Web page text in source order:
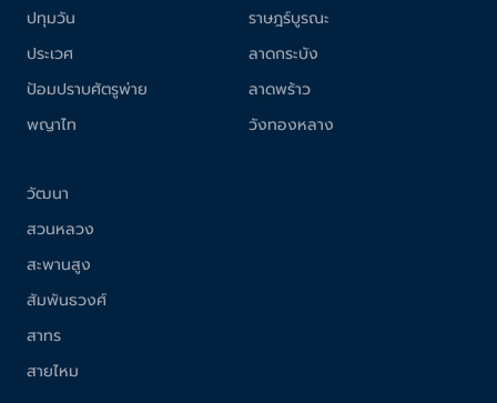
ปทุมวัน
ประเวศ
ป้อมปราบศัตรูพ่าย
พญาไท
ราษฎร์บูรณะ
ลาดกระบัง
ลาดพร้าว
วังทองหลาง
วัฒนา
สวนหลวง
สะพานสูง
สัมพันธวงศ์
สาทร
สายไหม